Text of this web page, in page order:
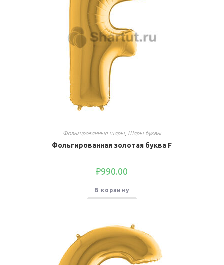
Фольгированные шары, Шары буквы
Фольгированная золотая буква F
₽990.00
В корзину